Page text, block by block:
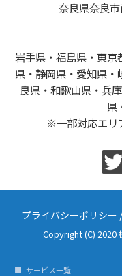
奈良県奈良
岩手県・福島県・東京
県・静岡県・愛知県
良県・和歌山県・兵
県
※一部対応エリ
プライバシーポリシー
Copyright (C) 2020
サービス一覧